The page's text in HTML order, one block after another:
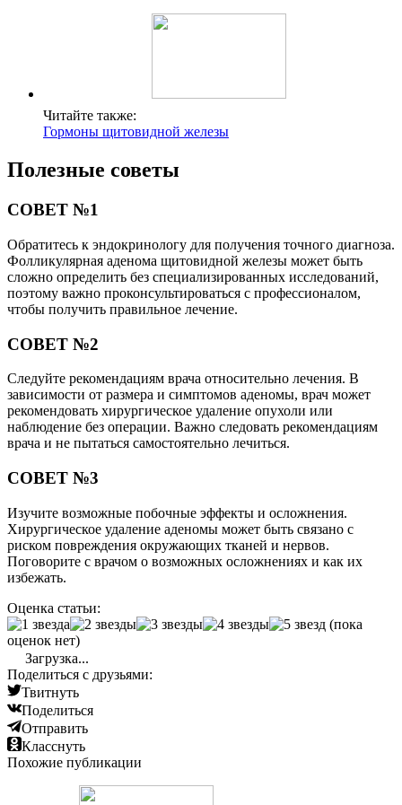
Читайте также:
Гормоны щитовидной железы
Полезные советы
СОВЕТ №1
Обратитесь к эндокринологу для получения точного диагноза.
Фолликулярная аденома щитовидной железы может быть
сложно определить без специализированных исследований,
поэтому важно проконсультироваться с профессионалом,
чтобы получить правильное лечение.
СОВЕТ №2
Следуйте рекомендациям врача относительно лечения. В
зависимости от размера и симптомов аденомы, врач может
рекомендовать хирургическое удаление опухоли или
наблюдение без операции. Важно следовать рекомендациям
врача и не пытаться самостоятельно лечиться.
СОВЕТ №3
Изучите возможные побочные эффекты и осложнения.
Хирургическое удаление аденомы может быть связано с
риском повреждения окружающих тканей и нервов.
Поговорите с врачом о возможных осложнениях и как их
избежать.
Оценка статьи:
(пока
оценок нет)
Загрузка...
Поделиться с друзьями:
Твитнуть
Поделиться
Отправить
Класснуть
Похожие публикации